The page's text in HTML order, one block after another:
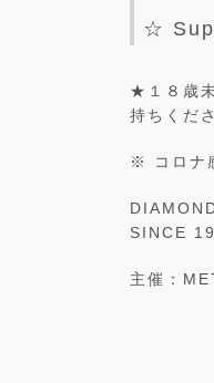
☆
★１８歳
持ちくだ
※ コロナ
SINCE
主催：